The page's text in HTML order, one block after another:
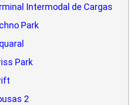
Intermodal de Cargas
Park
Park
2